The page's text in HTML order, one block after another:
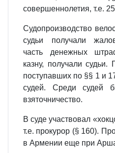
совершеннолетия, т.е. 25
Судопроизводство
судьи получали
часть денежных
казну, получали
поступавших по §§ 1 и
судей. Среди судей
взяточничество.
В суде участвовал
т.е. прокурор (§ 160).
в Армении еще при